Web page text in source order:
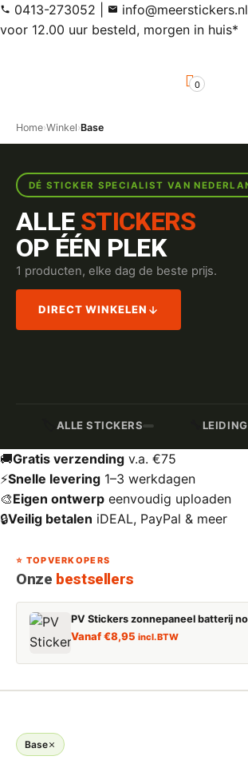
0413-273052 info@meerstickers.nl
voor 12.00 uur besteld, morgen in huis*
0
Home›Winkel›Base
DÉ STICKER SPECIALIST VAN
ALLE STICKERS
OP ÉÉN PLEK
1 producten, elke dag de beste prijs.
DIRECT WINKELEN
ALLE STICKERS
🚚Gratis verzending v.a. €75
⚡Snelle levering 1–3 werkdagen
🎨Eigen ontwerp eenvoudig uploaden
🔒Veilig betalen iDEAL, PayPal & meer
⭐ TOPVERKOPERS
Onze bestsellers
PV Stickers zonnepaneel batterij
Vanaf€8,95 incl. BTW
Base